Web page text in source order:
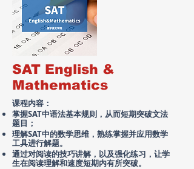
SAT English &
Mathematics
课程内容：
掌握SAT中语法基本规则，从而短期突破文法
题目；
理解SAT中的数学思维，熟练掌握并应用数学
工具进行解题。
​通过对阅读的技巧讲解，以及强化练习，让学
生在阅读理解和速度短期内有所突破。